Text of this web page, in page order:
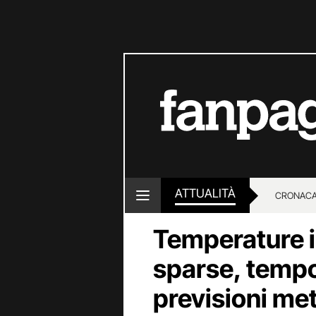
ATTUALITÀ
LOTTO E
Temperature
sparse,
previsioni